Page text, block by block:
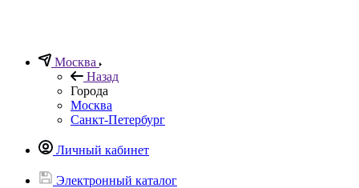
Москва
Назад
Города
Москва
Санкт-Петербург
Личный кабинет
Электронный каталог